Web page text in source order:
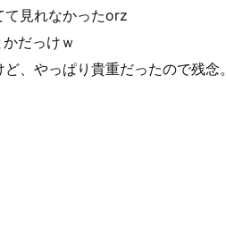
て見れなかったorz
だっけｗ
、やっぱり貴重だったので残念。